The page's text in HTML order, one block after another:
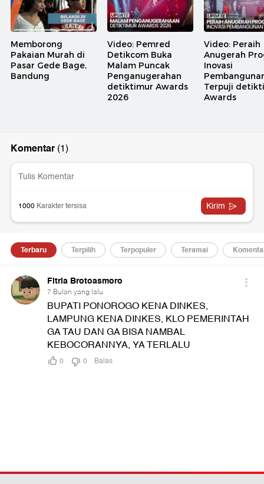
Memborong
Pakaian Murah di
Pasar Gede Bage,
Bandung
Video: Pemred
Detikcom Buka
Malam Puncak
Penganugerahan
detiktimur Awards
2026
Video: Peraih
Anugerah
Inovasi
Terpuji
Awards